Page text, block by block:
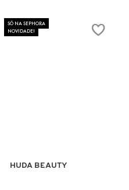
Ver mais
HUDA BEAUTY
SÓ NA SEPHORA
NOVIDADE!